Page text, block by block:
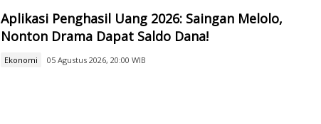
Aplikasi Penghasil Uang 2026: Saingan Melolo,
Nonton Drama Dapat Saldo Dana!
Ekonomi 05 Agustus 2026, 20:00 WIB